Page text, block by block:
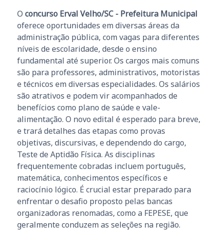
O concurso Erval Velho/SC - Prefeitura Municipal
oferece oportunidades em diversas áreas da
administração pública, com vagas para diferentes
níveis de escolaridade, desde o ensino
fundamental até superior. Os cargos mais comuns
são para professores, administrativos, motoristas
e técnicos em diversas especialidades. Os salários
são atrativos e podem vir acompanhados de
benefícios como plano de saúde e vale-
alimentação. O novo edital é esperado para breve,
e trará detalhes das etapas como provas
objetivas, discursivas, e dependendo do cargo,
Teste de Aptidão Física. As disciplinas
frequentemente cobradas incluem português,
matemática, conhecimentos específicos e
raciocínio lógico. É crucial estar preparado para
enfrentar o desafio proposto pelas bancas
organizadoras renomadas, como a FEPESE, que
geralmente conduzem as seleções na região.